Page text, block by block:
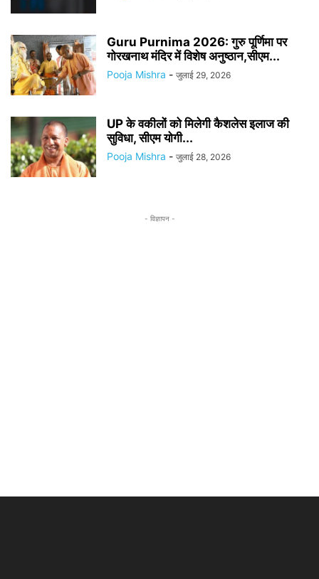
Guru Purnima 2026: गुरु पूर्णिमा पर
गोरखनाथ मंदिर में विशेष अनुष्ठान,सीएम...
Pooja Mishra - जुलाई 29, 2026
UP के वकीलों को मिलेगी कैशलेस इलाज की
सुविधा, सीएम योगी...
Pooja Mishra - जुलाई 28, 2026
- विज्ञापन -